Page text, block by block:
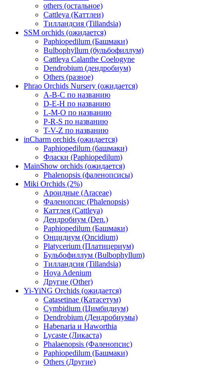
others (остальное)
Cattleya (Каттлеи)
Тилландсия (Tillandsia)
SSM orchids (ожидается)
Paphiopedilum (Башмаки)
Bulbophyllum (бульбофиллум)
Cattleya Calanthe Coelogyne
Dendrobium (дендробиум)
Others (разное)
Phrao Orchids Nursery (ожидается)
A-B-C по названию
D-E-H по названию
L-M-O по названию
P-R-S по названию
T-V-Z по названию
inCharm orchids (ожидается)
Paphiopedilum (башмаки)
Фласки (Paphiopedilum)
MainShow orchids (ожидается)
Phalenopsis (фаленопсисы)
Miki Orchids (2%)
Ароидные (Araceae)
Фаленопсис (Phalenopsis)
Каттлея (Cattleya)
Дендробиум (Den.)
Paphiopedilum (Башмаки)
Онцидиум (Oncidium)
Platycerium (Платицериум)
Бульбофиллум (Bulbophyllum)
Тилландсия (Tillandsia)
Hoya Adenium
Другие (Other)
Yi-YiNG Orchids (ожидается)
Catasetinae (Катасетум)
Cymbidium (Цимбидиум)
Dendrobium (Дендробиумы)
Habenaria и Haworthia
Lycaste (Ликаста)
Phalaenopsis (Фаленопсис)
Paphiopedilum (Башмаки)
Others (Другие)